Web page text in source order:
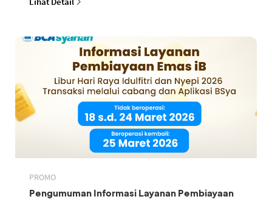
PROMO
Pengumuman Informasi Layanan Pembiayaan